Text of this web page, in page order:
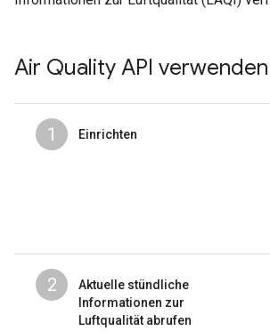
Air Quality API verwenden
1 Einrichten
2
Aktuelle stündliche
Informationen zur
Luftqualität abrufen